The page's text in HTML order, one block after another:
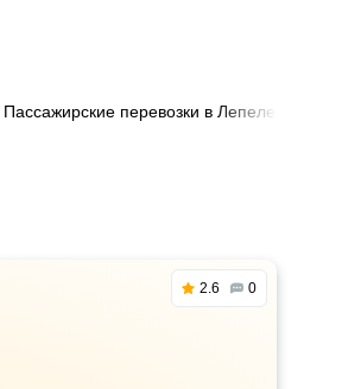
Пассажирские перевозки в Лепеле
2.6 0